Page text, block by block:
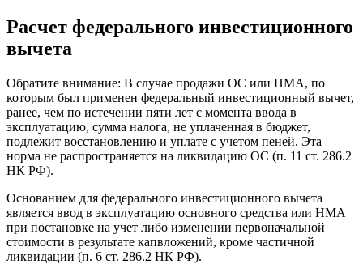
Расчет федерального инвестиционного
вычета
Обратите внимание: В случае продажи ОС или НМА, по
которым был применен федеральный инвестиционный вычет,
ранее, чем по истечении пяти лет с момента ввода в
эксплуатацию, сумма налога, не уплаченная в бюджет,
подлежит восстановлению и уплате с учетом пеней. Эта
норма не распространяется на ликвидацию ОС (п. 11 ст. 286.2
НК РФ).
Основанием для федерального инвестиционного вычета
является ввод в эксплуатацию основного средства или НМА
при постановке на учет либо изменении первоначальной
стоимости в результате капвложений, кроме частичной
ликвидации (п. 6 ст. 286.2 НК РФ).